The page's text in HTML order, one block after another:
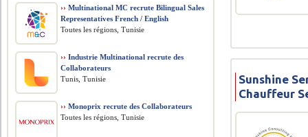
Sunshine
Chauffeur
›› Multinational MC recrute Bilingual Sales
Representatives French / English
Toutes les régions, Tunisie
›› Industrie Multinational recrute des
Collaborateurs
Tunis, Tunisie
›› Monoprix recrute des Collaborateurs
Toutes les régions, Tunisie